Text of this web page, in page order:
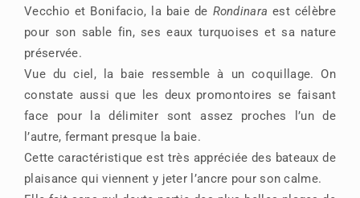
Vecchio et Bonifacio, la baie de Rondinara est célèbre
pour son sable fin, ses eaux turquoises et sa nature
préservée.
Vue du ciel, la baie ressemble à un coquillage. On
constate aussi que les deux promontoires se faisant
face pour la délimiter sont assez proches l’un de
l’autre, fermant presque la baie.
Cette caractéristique est très appréciée des bateaux de
plaisance qui viennent y jeter l’ancre pour son calme.